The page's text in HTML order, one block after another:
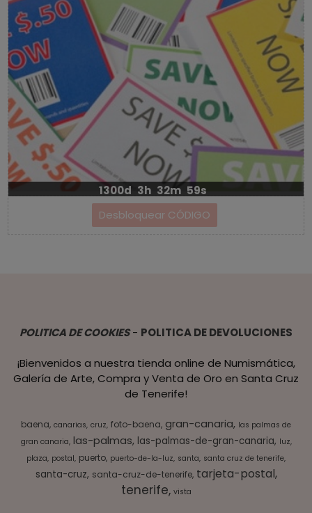
1300d 3h 32m 59s
POLITICA DE COOKIES- POLITICA DE DEVOLUCIONES
¡Bienvenidos a nuestra tienda online de Numismática,
Galería de Arte, Compra y Venta de Oro en Santa Cruz
de Tenerife!
baena canarias cruz foto-baena gran-canaria las palmas de
gran canaria las-palmas las-palmas-de-gran-canaria luz
plaza postal puerto puerto-de-la-luz santa santa cruz de tenerife
santa-cruz santa-cruz-de-tenerife tarjeta-postal
tenerife vista